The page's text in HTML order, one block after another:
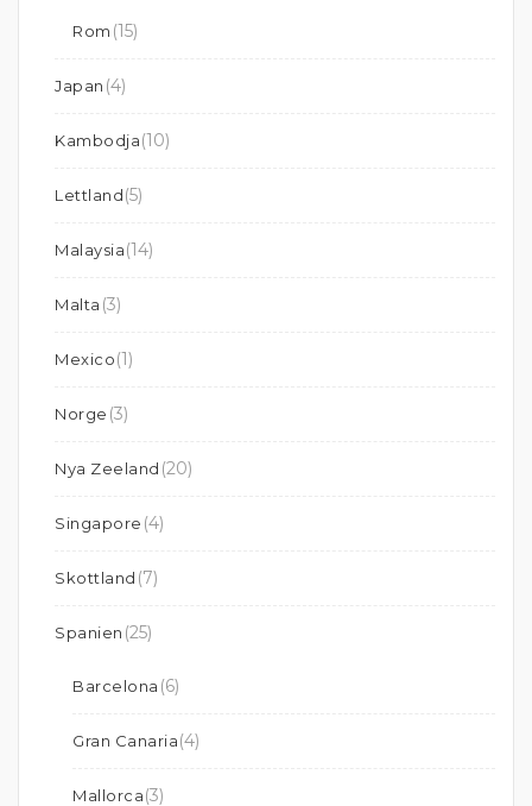
Rom (15)
Japan (4)
Kambodja(10)
Lettland(5)
Malaysia(14)
Malta (3)
Mexico(1)
Norge (3)
Nya Zeeland (20)
Singapore (4)
Skottland (7)
Spanien (25)
Barcelona (6)
Gran Canaria(4)
Mallorca(3)